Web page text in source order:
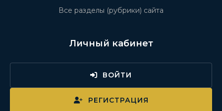
Все разделы (рубрики) сайта
Личный кабинет
ВОЙТИ
РЕГИСТРАЦИЯ